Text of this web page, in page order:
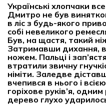
Українські хлопчаки
Дмитро не був
в ліс з будь-якого
собі невеликого
Був, на щастя, такий
Затримавши дихання,
ножем. Пальці і
втратили звичну
німіти. Заледве
вчепився в нього і
горіхове руків’я,
дерево глухо